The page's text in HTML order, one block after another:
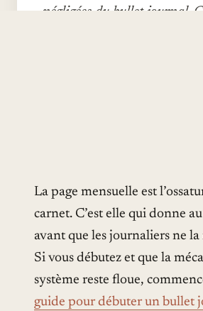
négligées du bullet journal.
La page mensuelle est
carnet. C’est elle qui donne
avant que les journaliers ne
Si vous débutez et que la
système reste floue,
guide pour débuter un bullet